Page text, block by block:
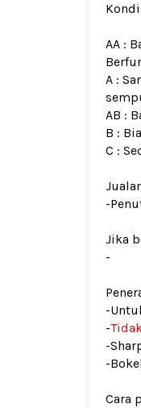
AA :
A :
AB :
B :
C :
-
Jika
-
-
-
-
-
Cara